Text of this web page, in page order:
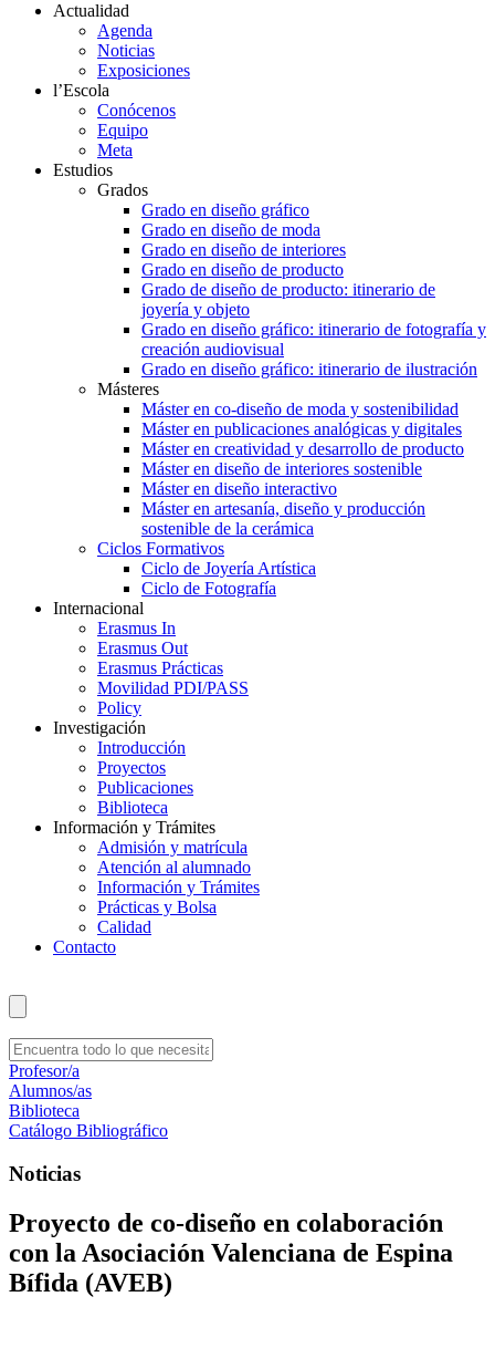
Actualidad
Agenda
Noticias
Exposiciones
l’Escola
Conócenos
Equipo
Meta
Estudios
Grados
Grado en diseño gráfico
Grado en diseño de moda
Grado en diseño de interiores
Grado en diseño de producto
Grado de diseño de producto: itinerario de
joyería y objeto
Grado en diseño gráfico: itinerario de fotografía y
creación audiovisual
Grado en diseño gráfico: itinerario de ilustración
Másteres
Máster en co-diseño de moda y sostenibilidad
Máster en publicaciones analógicas y digitales
Máster en creatividad y desarrollo de producto
Máster en diseño de interiores sostenible
Máster en diseño interactivo
Máster en artesanía, diseño y producción
sostenible de la cerámica
Ciclos Formativos
Ciclo de Joyería Artística
Ciclo de Fotografía
Internacional
Erasmus In
Erasmus Out
Erasmus Prácticas
Movilidad PDI/PASS
Policy
Investigación
Introducción
Proyectos
Publicaciones
Biblioteca
Información y Trámites
Admisión y matrícula
Atención al alumnado
Información y Trámites
Prácticas y Bolsa
Calidad
Contacto
Profesor/a
Alumnos/as
Biblioteca
Catálogo Bibliográfico
Noticias
Proyecto de co-diseño en colaboración
con la Asociación Valenciana de Espina
Bífida (AVEB)